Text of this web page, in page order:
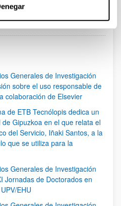
Generales de Investigación
sobre el uso responsable de
colaboración de Elsevier
de ETB Tecnólopis dedica un
Gipuzkoa en el que relata el
del Servicio, Iñaki Santos, a la
que se utiliza para la
Generales de Investigación
Jornadas de Doctorados en
EHU